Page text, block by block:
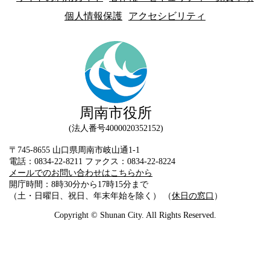
個人情報保護
アクセシビリティ
周南市役所
法人番号4000020352152
〒745-8655 山口県周南市岐山通1-1
電話：0834-22-8211 ファクス：0834-22-8224
メールでのお問い合わせはこちらから
開庁時間：8時30分から17時15分まで
（土・日曜日、祝日、年末年始を除く） （休日の窓口 ）
Copyright © Shunan City. All Rights Reserved.